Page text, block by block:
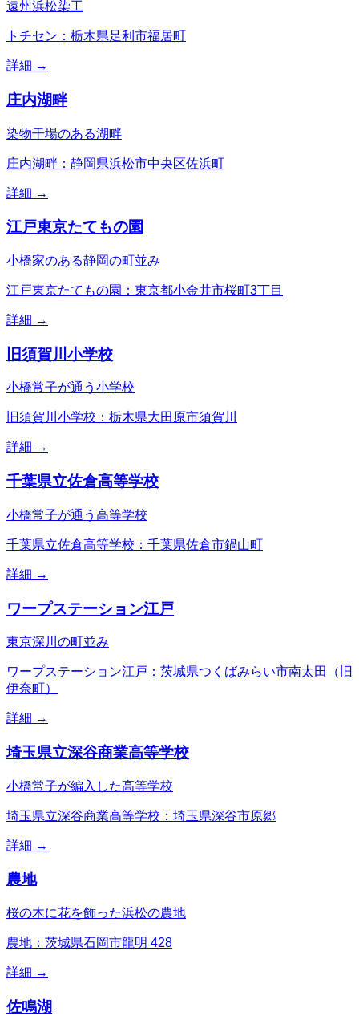
遠州浜松染工
トチセン：栃木県足利市福居町
詳細 →
庄内湖畔
染物干場のある湖畔
庄内湖畔：静岡県浜松市中央区佐浜町
詳細 →
江戸東京たてもの園
小橋家のある静岡の町並み
江戸東京たてもの園：東京都小金井市桜町3丁目
詳細 →
旧須賀川小学校
小橋常子が通う小学校
旧須賀川小学校：栃木県大田原市須賀川
詳細 →
千葉県立佐倉高等学校
小橋常子が通う高等学校
千葉県立佐倉高等学校：千葉県佐倉市鍋山町
詳細 →
ワープステーション江戸
東京深川の町並み
ワープステーション江戸：茨城県つくばみらい市南太田（旧
伊奈町）
詳細 →
埼玉県立深谷商業高等学校
小橋常子が編入した高等学校
埼玉県立深谷商業高等学校：埼玉県深谷市原郷
詳細 →
農地
桜の木に花を飾った浜松の農地
農地：茨城県石岡市龍明 428
詳細 →
佐鳴湖